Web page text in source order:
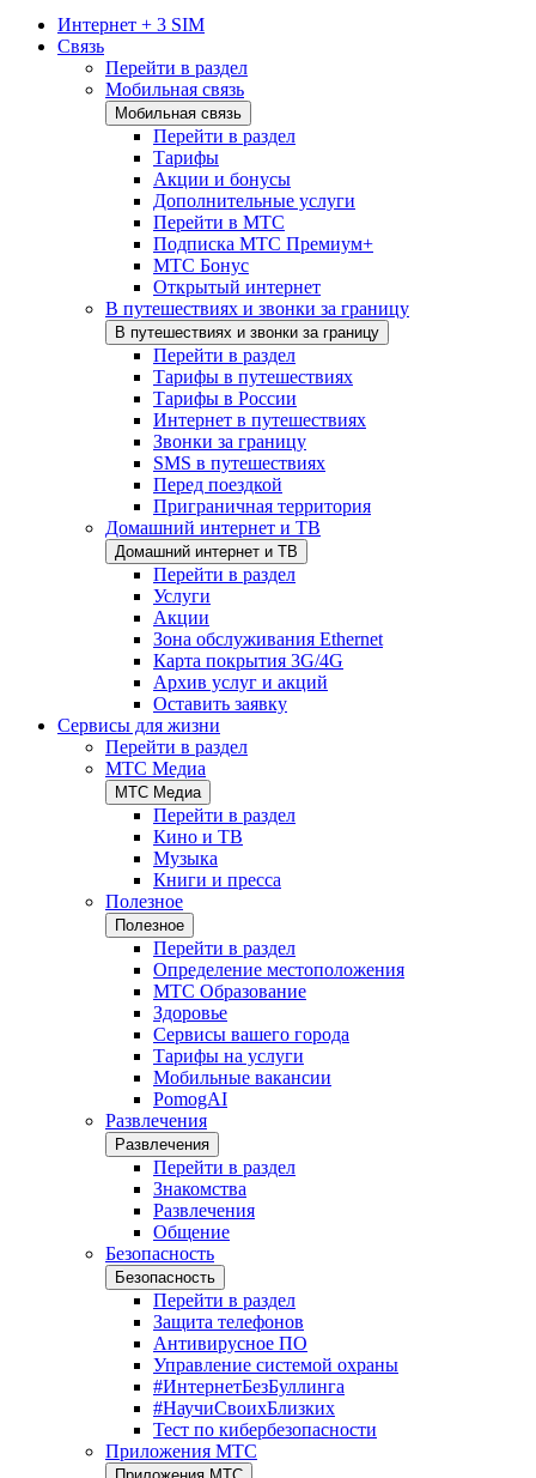
Интернет + 3 SIM
Связь
Перейти в раздел
Мобильная связь
Мобильная связь
Перейти в раздел
Тарифы
Акции и бонусы
Дополнительные услуги
Перейти в МТС
Подписка МТС Премиум+
МТС Бонус
Открытый интернет
В путешествиях и звонки за границу
В путешествиях и звонки за границу
Перейти в раздел
Тарифы в путешествиях
Тарифы в России
Интернет в путешествиях
Звонки за границу
SMS в путешествиях
Перед поездкой
Приграничная территория
Домашний интернет и ТВ
Домашний интернет и ТВ
Перейти в раздел
Услуги
Акции
Зона обслуживания Ethernet
Карта покрытия 3G/4G
Архив услуг и акций
Оставить заявку
Сервисы для жизни
Перейти в раздел
МТС Медиа
МТС Медиа
Перейти в раздел
Кино и ТВ
Музыка
Книги и пресса
Полезное
Полезное
Перейти в раздел
Определение местоположения
МТС Образование
Здоровье
Сервисы вашего города
Тарифы на услуги
Мобильные вакансии
PomogAI
Развлечения
Развлечения
Перейти в раздел
Знакомства
Развлечения
Общение
Безопасность
Безопасность
Перейти в раздел
Защита телефонов
Антивирусное ПО
Управление системой охраны
#ИнтернетБезБуллинга
#НаучиСвоихБлизких
Тест по кибербезопасности
Приложения МТС